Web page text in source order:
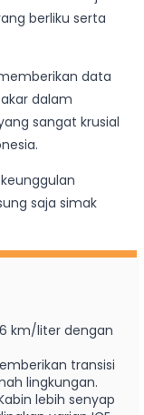
berliku serta
data
dalam
sangat krusial
saja simak
km/liter dengan
transisi
lingkungan.
lebih senyap